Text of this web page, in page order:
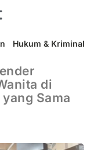
Hukum & Kriminal
di
Sama